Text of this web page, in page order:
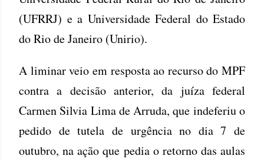
(UFRRJ) e a Universidade Federal do Estado
do Rio de Janeiro (Unirio).
A liminar veio em resposta ao recurso do MPF
contra a decisão anterior, da juíza federal
Carmen Silvia Lima de Arruda, que indeferiu o
pedido de tutela de urgência no dia 7 de
outubro, na ação que pedia o retorno das aulas